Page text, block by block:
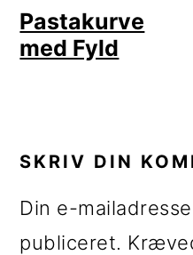
Pastakurve
med Fyld
SKRIV DIN
Din e-
publiceret.